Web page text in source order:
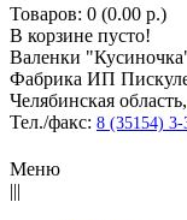
Товаров: 0 (0.00 р.)
В корзине пусто!
Валенки
Фабрика ИП
Челябинская
Тел./факс: 8 (35154) 3-
Меню
|||